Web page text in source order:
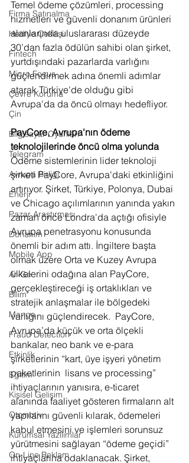
Firma Satınalma
Hediye Çekilişi
Fintech
Micro Focus
Çevre Koruma
Çin
Bilgisayar Oyunları
Telegram
Avrupa Birliği
Enerji
Pazar Araştırması
Donanım
Mobile App
Ar-Ge
Bilim
Manga
Fraud Detection
Etkinlik
Eğitim
Kişisel Gelişim
Otomotiv
Kurumsal Yazılımlar
On-Line Reklam
Temel ödeme çözümleri, processing
hizmetleri ve güvenli donanım ürünleri
alanlarında uluslararası düzeyde
30’dan fazla ödülün sahibi olan şirket,
yurtdışındaki pazarlarda varlığını
güçlendirmek adına önemli adımlar
atarak Türkiye'de olduğu gibi
Avrupa'da da öncü olmayı hedefliyor.
PayCore, Avrupa'nın ödeme
teknolojilerinde öncü olma yolunda
Ödeme sistemlerinin lider teknoloji
şirketi PayCore, Avrupa'daki etkinliğini
artırıyor. Şirket, Türkiye, Polonya, Dubai
ve Chicago açılımlarının yanında yakın
zaman önce Londra'da açtığı ofisiyle
Avrupa penetrasyonu konusunda
önemli bir adım attı. İngiltere başta
olmak üzere Orta ve Kuzey Avrupa
ülkelerini odağına alan PayCore,
gerçekleştireceği iş ortaklıkları ve
stratejik anlaşmalar ile bölgedeki
varlığını güçlendirecek.  PayCore,
Avrupa’da küçük ve orta ölçekli
bankalar, neo bank ve e-para
şirketlerinin “kart, üye işyeri yönetim
paketlerinin  lisans ve processing”
ihtiyaçlarının yanısıra, e-ticaret
alanında faaliyet gösteren firmaların alt
yapılarını güvenli kılarak, ödemeleri
kabul etmesini ve işlemleri sorunsuz
yürütmesini sağlayan “ödeme geçidi”
ihtiyaçlarına odaklanacak. Şirket,